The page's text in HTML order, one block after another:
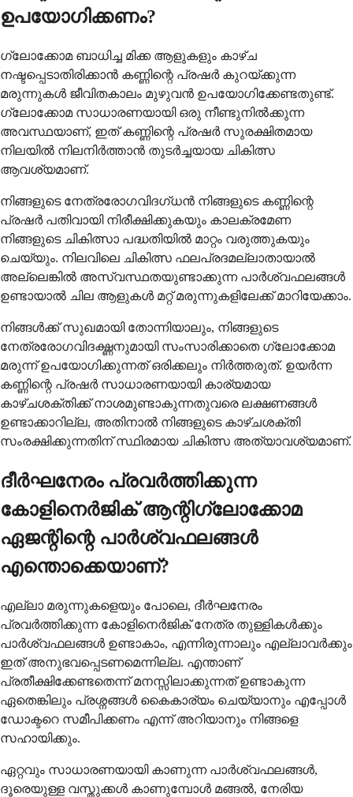
ഉപയോഗിക്കണം?
ഗ്ലോക്കോമ ബാധിച്ച മിക്ക ആളുകളും കാഴ്ച
നഷ്ടപ്പെടാതിരിക്കാൻ കണ്ണിന്റെ പ്രഷർ കുറയ്ക്കുന്ന
മരുന്നുകൾ ജീവിതകാലം മുഴുവൻ ഉപയോഗിക്കേണ്ടതുണ്ട്.
ഗ്ലോക്കോമ സാധാരണയായി ഒരു നീണ്ടുനിൽക്കുന്ന
അവസ്ഥയാണ്, ഇത് കണ്ണിന്റെ പ്രഷർ സുരക്ഷിതമായ
നിലയിൽ നിലനിർത്താൻ തുടർച്ചയായ ചികിത്സ
ആവശ്യമാണ്.
നിങ്ങളുടെ നേത്രരോഗവിദഗ്ധൻ നിങ്ങളുടെ കണ്ണിന്റെ
പ്രഷർ പതിവായി നിരീക്ഷിക്കുകയും കാലക്രമേണ
നിങ്ങളുടെ ചികിത്സാ പദ്ധതിയിൽ മാറ്റം വരുത്തുകയും
ചെയ്യും. നിലവിലെ ചികിത്സ ഫലപ്രദമല്ലാതായാൽ
അല്ലെങ്കിൽ അസ്വസ്ഥതയുണ്ടാക്കുന്ന പാർശ്വഫലങ്ങൾ
ഉണ്ടായാൽ ചില ആളുകൾ മറ്റ് മരുന്നുകളിലേക്ക് മാറിയേക്കാം.
നിങ്ങൾക്ക് സുഖമായി തോന്നിയാലും, നിങ്ങളുടെ
നേത്രരോഗവിദഗ്ദ്ധനുമായി സംസാരിക്കാതെ ഗ്ലോക്കോമ
മരുന്ന് ഉപയോഗിക്കുന്നത് ഒരിക്കലും നിർത്തരുത്. ഉയർന്ന
കണ്ണിന്റെ പ്രഷർ സാധാരണയായി കാര്യമായ
കാഴ്ചശക്തിക്ക് നാശമുണ്ടാകുന്നതുവരെ ലക്ഷണങ്ങൾ
ഉണ്ടാക്കാറില്ല, അതിനാൽ നിങ്ങളുടെ കാഴ്ചശക്തി
സംരക്ഷിക്കുന്നതിന് സ്ഥിരമായ ചികിത്സ അത്യാവശ്യമാണ്.
ദീർഘനേരം പ്രവർത്തിക്കുന്ന
കോളിനെർജിക് ആന്റിഗ്ലോക്കോമ
ഏജന്റിന്റെ പാർശ്വഫലങ്ങൾ
എന്തൊക്കെയാണ്?
എല്ലാ മരുന്നുകളെയും പോലെ, ദീർഘനേരം
പ്രവർത്തിക്കുന്ന കോളിനെർജിക് നേത്ര തുള്ളികൾക്കും
പാർശ്വഫലങ്ങൾ ഉണ്ടാകാം, എന്നിരുന്നാലും എല്ലാവർക്കും
ഇത് അനുഭവപ്പെടണമെന്നില്ല. എന്താണ്
പ്രതീക്ഷിക്കേണ്ടതെന്ന് മനസ്സിലാക്കുന്നത് ഉണ്ടാകുന്ന
ഏതെങ്കിലും പ്രശ്നങ്ങൾ കൈകാര്യം ചെയ്യാനും എപ്പോൾ
ഡോക്ടറെ സമീപിക്കണം എന്ന് അറിയാനും നിങ്ങളെ
സഹായിക്കും.
ഏറ്റവും സാധാരണയായി കാണുന്ന പാർശ്വഫലങ്ങൾ,
ദൂരെയുള്ള വസ്തുക്കൾ കാണുമ്പോൾ മങ്ങൽ, നേരിയ